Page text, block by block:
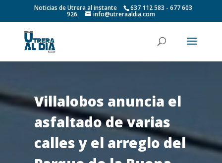
Noticias de Utrera al instante 637 112 583 - 677 603
926 info@utreraaldia.com
Villalobos anuncia el
asfaltado de varias
calles y el arreglo del